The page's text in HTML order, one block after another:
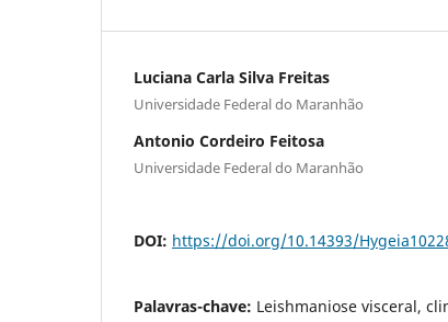
Luciana Carla Silva Freitas
Universidade Federal do Maranhão
Antonio Cordeiro Feitosa
Universidade Federal do Maranhão
DOI: https://doi.org/10.14393/
Palavras-chave: Leishmaniose visceral,